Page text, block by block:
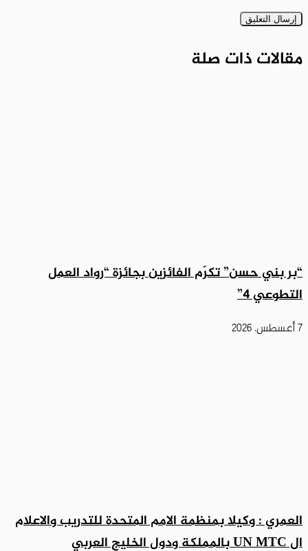
مقالات ذات صلة
“بر بني حسن” تكرّم الفائزين بجائزة “رواد العمل
التطوعي 4”
7 أغسطس، 2026
العمري : وكيلا بمنظمة الامم المتحدة للتدريب والاعلام
ال UN MTC بالمملكة ودول الخليج العربي